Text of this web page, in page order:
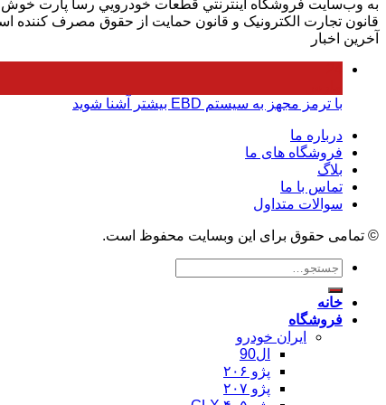
به وب‌سايت فروشگاه اينترنتي قطعات خودرويي رسا پارت خوش
قانون تجارت الکترونيک و قانون حمايت از حقوق مصرف کننده
آخرین اخبار
با ترمز مجهز به سیستم EBD بیشتر آشنا شوید
درباره ما
فروشگاه های ما
بلاگ
تماس با ما
سوالات متداول
© تمامی حقوق برای این وبسایت محفوظ است.
جستجو
خانه
فروشگاه
ایران خودرو
ال90
پژو ۲۰۶
پژو ۲۰۷